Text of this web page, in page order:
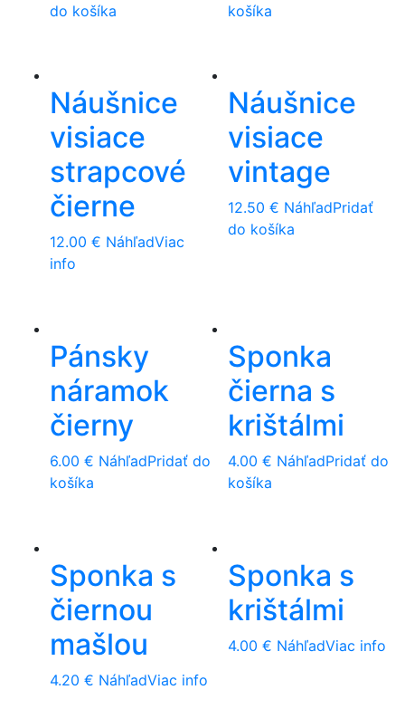
do košíka
košíka
Náušnice
visiace
strapcové
čierne
12.00 € NáhľadViac
info
Náušnice
visiace
vintage
12.50 € NáhľadPridať
do košíka
Pánsky
náramok
čierny
6.00 € NáhľadPridať do
košíka
Sponka
čierna s
krištálmi
4.00 € NáhľadPridať do
košíka
Sponka s
čiernou
mašlou
4.20 € NáhľadViac info
Sponka s
krištálmi
4.00 € NáhľadViac info